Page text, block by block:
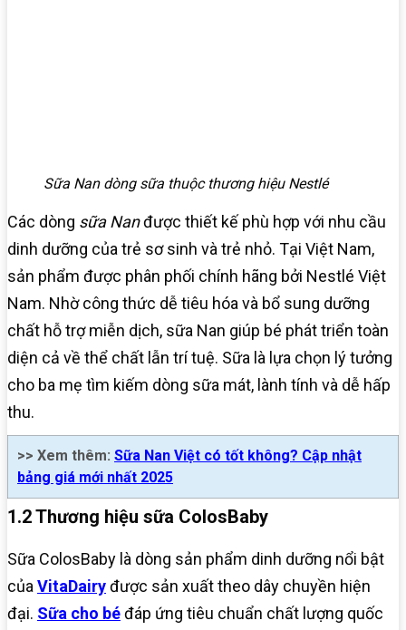
Sữa Nan dòng sữa thuộc thương hiệu Nestlé
Các dòng sữa Nanđược thiết kế phù hợp với nhu cầu
dinh dưỡng của trẻ sơ sinh và trẻ nhỏ. Tại Việt Nam,
sản phẩm được phân phối chính hãng bởi Nestlé Việt
Nam. Nhờ công thức dễ tiêu hóa và bổ sung dưỡng
chất hỗ trợ miễn dịch, sữa Nan giúp bé phát triển toàn
diện cả về thể chất lẫn trí tuệ. Sữa là lựa chọn lý tưởng
cho ba mẹ tìm kiếm dòng sữa mát, lành tính và dễ hấp
thu.
>> Xem thêm: Sữa Nan Việt có tốt không? Cập nhật
bảng giá mới nhất 2025
1.2 Thương hiệu sữa ColosBaby
Sữa ColosBaby là dòng sản phẩm dinh dưỡng nổi bật
củaVitaDairyđược sản xuất theo dây chuyền hiện
đại. Sữa cho béđáp ứng tiêu chuẩn chất lượng quốc